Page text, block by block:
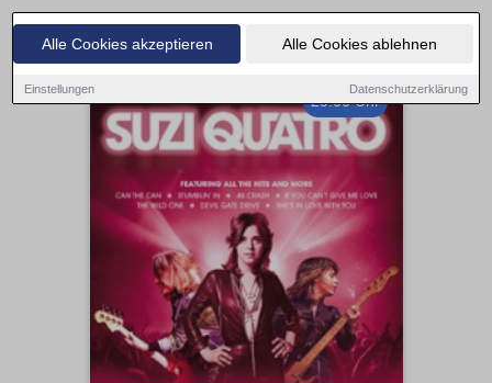
Alle Cookies akzeptieren Alle Cookies ablehnen
Einstellungen Datenschutzerklärung
20:00 Uhr